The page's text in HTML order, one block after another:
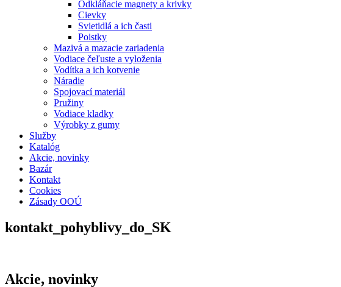
Odkláňacie magnety a krivky
Cievky
Svietidlá a ich časti
Poistky
Mazivá a mazacie zariadenia
Vodiace čeľuste a vyloženia
Vodítka a ich kotvenie
Náradie
Spojovací materiál
Pružiny
Vodiace kladky
Výrobky z gumy
Služby
Katalóg
Akcie, novinky
Bazár
Kontakt
Cookies
Zásady OOÚ
kontakt_pohyblivy_do_SK
Akcie, novinky